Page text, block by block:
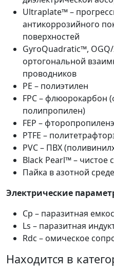
Ultraplate™ –
антикоррозийного
поверхностей
GyroQuadratic™,
ортогональной
проводников
PE – полиэтилен
FPC – флюорокарбон
полипропилен)
FEP –
PTFE –
PVC – ПВХ
Black Pearl™ – чистое
Пайка в азотной
Электрические
Сp – паразитная
Ls – паразитная
Rdc – омическое
Находится в